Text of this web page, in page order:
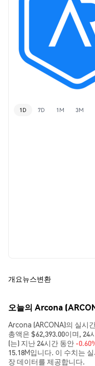
1D 7D 1M 3M
개요뉴스변환
오늘의 Arcona
Arcona (ARCONA)의 실시
총액은 $62,393.00이며,
(는) 지난 24시간 동안 -
15.18M입니다. 이 수치는
장 데이터를 제공합니다.